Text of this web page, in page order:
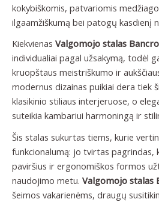
kokybiškomis, patvariomis
ilgaamžiškumą bei patogų kasdienį
Kiekvienas Valgomojo stalas
individualiai pagal užsakymą, todėl
kruopštaus meistriškumo ir
modernus dizainas puikiai dera tiek
klasikinio stiliaus interjeruose, o
suteikia kambariui harmoningą ir
Šis stalas sukurtas tiems, kurie
funkcionalumą: jo tvirtas pagrindas,
paviršius ir ergonomiškos formos
naudojimo metu. Valgomojo stalas
šeimos vakarienėms, draugų